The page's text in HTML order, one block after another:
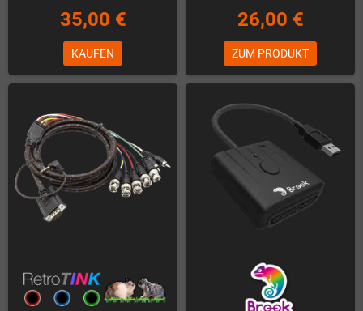
35,00 €
KAUFEN
26,00 €
ZUM PRODUKT